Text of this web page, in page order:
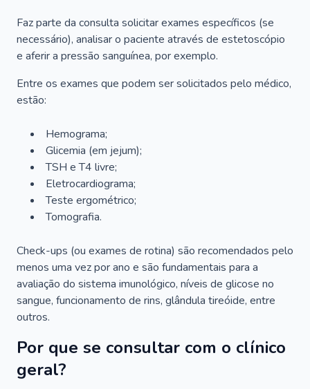
Faz parte da consulta solicitar exames específicos (se
necessário), analisar o paciente através de estetoscópio
e aferir a pressão sanguínea, por exemplo.
Entre os exames que podem ser solicitados pelo médico,
estão:
Hemograma;
Glicemia (em jejum);
TSH e T4 livre;
Eletrocardiograma;
Teste ergométrico;
Tomografia.
Check-ups (ou exames de rotina) são recomendados pelo
menos uma vez por ano e são fundamentais para a
avaliação do sistema imunológico, níveis de glicose no
sangue, funcionamento de rins, glândula tireóide, entre
outros.
Por que se consultar com o clínico
geral?